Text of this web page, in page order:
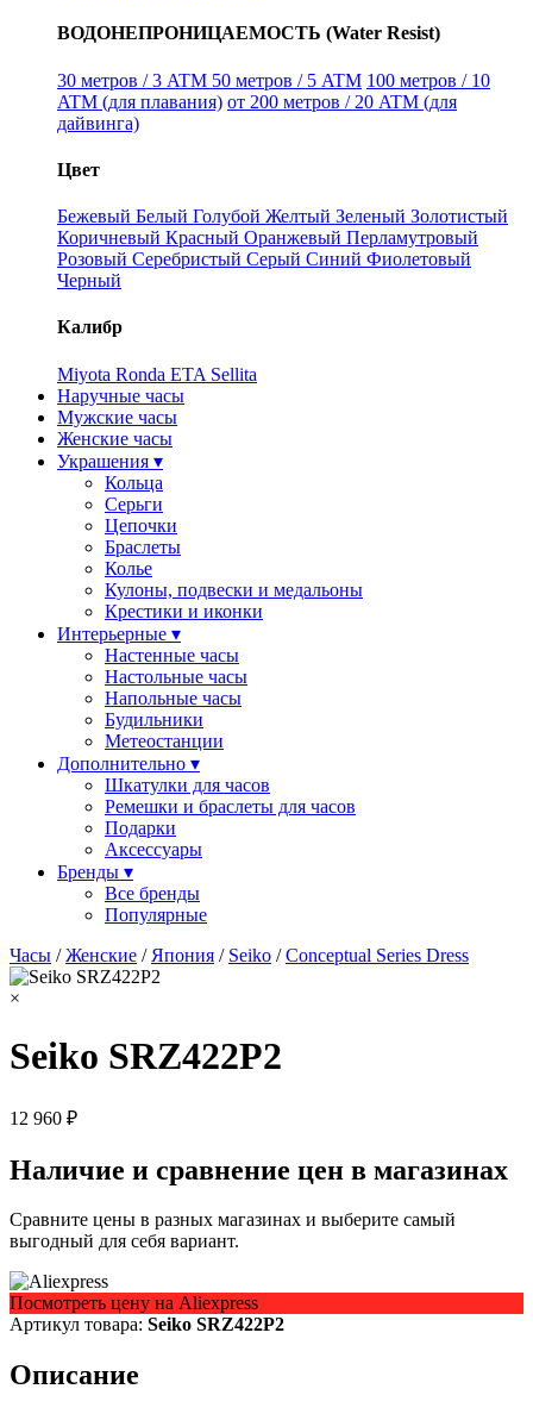
ВОДОНЕПРОНИЦАЕМОСТЬ (Water Resist)
30 метров / 3 ATM 50 метров / 5 ATM 100 метров / 10
ATM (для плавания) от 200 метров / 20 ATM (для
дайвинга)
Цвет
Бежевый Белый Голубой Желтый Зеленый Золотистый
Коричневый Красный Оранжевый Перламутровый
Розовый Серебристый Серый Синий Фиолетовый
Черный
Калибр
Miyota Ronda ETA Sellita
Наручные часы
Мужские часы
Женские часы
Украшения ▾
Кольца
Серьги
Цепочки
Браслеты
Колье
Кулоны, подвески и медальоны
Крестики и иконки
Интерьерные ▾
Настенные часы
Настольные часы
Напольные часы
Будильники
Метеостанции
Дополнительно ▾
Шкатулки для часов
Ремешки и браслеты для часов
Подарки
Аксессуары
Бренды ▾
Все бренды
Популярные
Часы /Женские / Япония / Seiko /Conceptual Series Dress
×
Seiko SRZ422P2
12 960 ₽
Наличие и сравнение цен в магазинах
Сравните цены в разных магазинах и выберите самый
выгодный для себя вариант.
Посмотреть цену на Aliexpress
Артикул товара: Seiko SRZ422P2
Описание